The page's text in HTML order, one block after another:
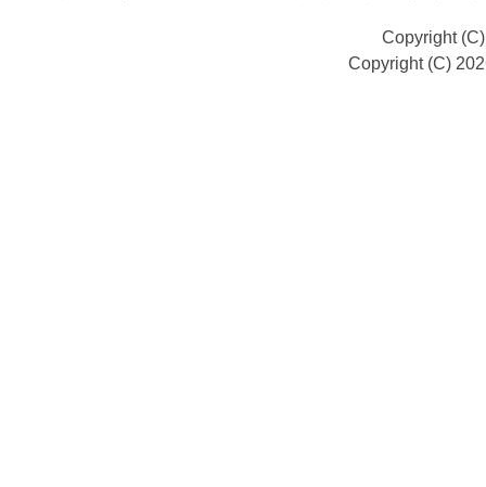
Copyright
Copyright (C)